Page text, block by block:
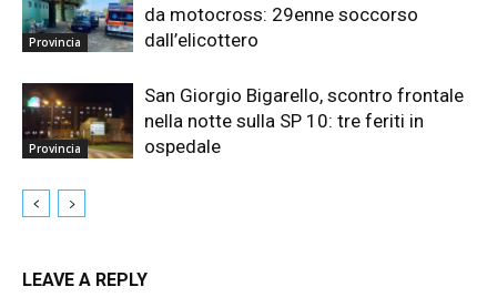
Provincia
da motocross: 29enne soccorso
dall’elicottero
Provincia
San Giorgio Bigarello, scontro frontale
nella notte sulla SP 10: tre feriti in
ospedale
LEAVE A REPLY